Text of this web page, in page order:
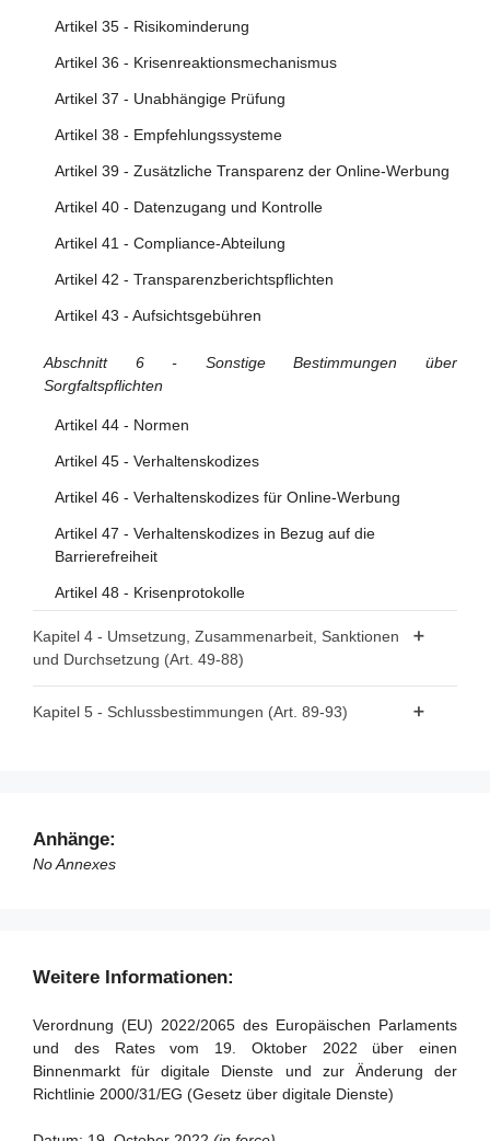
Artikel 35 - Risikominderung
Artikel 36 - Krisenreaktionsmechanismus
Artikel 37 - Unabhängige Prüfung
Artikel 38 - Empfehlungssysteme
Artikel 39 - Zusätzliche Transparenz der Online-Werbung
Artikel 40 - Datenzugang und Kontrolle
Artikel 41 - Compliance-Abteilung
Artikel 42 - Transparenzberichtspflichten
Artikel 43 - Aufsichtsgebühren
Abschnitt 6 - Sonstige Bestimmungen über
Sorgfaltspflichten
Artikel 44 - Normen
Artikel 45 - Verhaltenskodizes
Artikel 46 - Verhaltenskodizes für Online-Werbung
Artikel 47 - Verhaltenskodizes in Bezug auf die
Barrierefreiheit
Artikel 48 - Krisenprotokolle
Kapitel 4 - Umsetzung, Zusammenarbeit, Sanktionen
und Durchsetzung (Art. 49-88)
Abschnitt 1 - Zuständige Behörden und nationale
Artikel 50 - Anforderungen an Koordinatoren für digitale
Dienste
Artikel 53 - Beschwerderecht
Artikel 54 - Entschädigung
Artikel 55 - Tätigkeitsberichte
Abschnitt 2 - Zuständigkeit, koordinierte Untersuchungen
Kapitel 5 - Schlussbestimmungen (Art. 89-93)
Artikel 92 - Bevorstehenden Anwendung für Anbieter sehr
Anhänge:
No Annexes
Weitere Informationen:
Verordnung (EU) 2022/2065 des Europäischen Parlaments
und des Rates vom 19. Oktober 2022 über einen
Binnenmarkt für digitale Dienste und zur Änderung der
Richtlinie 2000/31/EG (Gesetz über digitale Dienste)